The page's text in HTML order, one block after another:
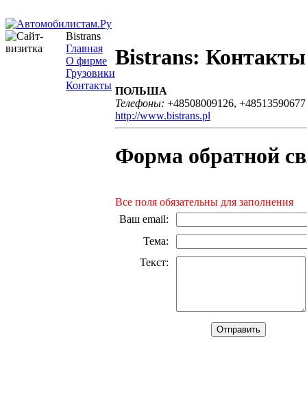
Bistrans
Главная
О фирме
Грузовики
Контакты
Bistrans: Контакты
ПОЛЬША
Телефоны: +48508009126, +48513590677
http://www.bistrans.pl
Форма обратной
Все поля обязательны для заполнения
Ваш email:
Тема:
Текст: